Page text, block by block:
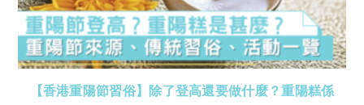
【香港重陽節習俗】除了登高還要做什麼？重陽糕係